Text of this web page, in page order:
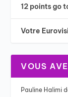
12 points go
Votre
VOUS
Pauline Halimi